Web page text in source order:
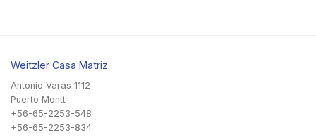
Weitzler Casa Matriz
Antonio Varas 1112
Puerto Montt
+56-65-2253-548
+56-65-2253-834